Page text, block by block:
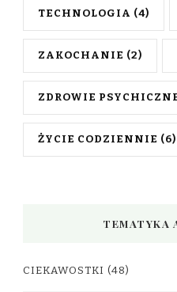
TECHNOLOGIA (4)
ZAKOCHANIE (2)
ZDROWIE
ŻYCIE CODZIENNIE (6)
TEMATYKA
CIEKAWOSTKI (48)